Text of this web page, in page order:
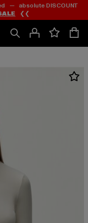
— absolute DISCOUNT
❮❮